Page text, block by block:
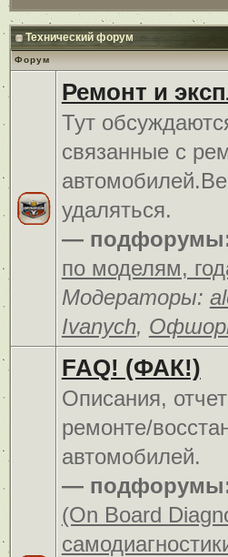
Технический форум
Форум
Ремонт и
Тут
связанные с
удаляться.
—
по моделям,
Модераторы:
Ivanych,
FAQ! (ФАК!)
Описания,
ремонте/
автомобилей.
—
(On Board